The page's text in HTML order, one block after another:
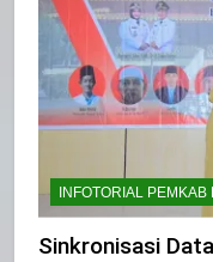
INFOTORIAL PEMKAB
Sinkronisasi